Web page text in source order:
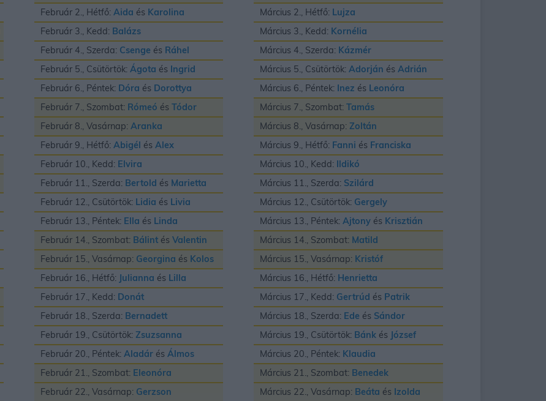
Február 2., Hétfő: Aida és Karolina
Február 3., Kedd: Balázs
Február 4., Szerda: Csenge és Ráhel
Február 5., Csütörtök: Ágota és Ingrid
Február 6., Péntek: Dóra és Dorottya
Február 7., Szombat: Rómeó és Tódor
Február 8., Vasárnap: Aranka
Február 9., Hétfő: Abigél és Alex
Február 10., Kedd: Elvira
Február 11., Szerda: Bertold és Marietta
Február 12., Csütörtök: Lidia és Livia
Február 13., Péntek: Ella és Linda
Február 14., Szombat: Bálintés Valentin
Február 15., Vasárnap: Georgina és Kolos
Február 16., Hétfő: Julianna és Lilla
Február 17., Kedd: Donát
Február 18., Szerda: Bernadett
Február 19., Csütörtök: Zsuzsanna
Február 20., Péntek: Aladárés Álmos
Február 21., Szombat: Eleonóra
Február 22., Vasárnap: Gerzson
Március 2., Hétfő: Lujza
Március 3., Kedd: Kornélia
Március 4., Szerda: Kázmér
Március 5., Csütörtök:Adorján ésAdrián
Március 6., Péntek: Inez és Leonóra
Március 7., Szombat:Tamás
Március 8., Vasárnap: Zoltán
Március 9., Hétfő: Fanni és Franciska
Március 10., Kedd: Ildikó
Március 11., Szerda: Szilárd
Március 12., Csütörtök: Gergely
Március 13., Péntek:Ajtony és Krisztián
Március 14., Szombat: Matild
Március 15., Vasárnap: Kristóf
Március 16., Hétfő: Henrietta
Március 17., Kedd: Gertrúd és Patrik
Március 18., Szerda: Ede és Sándor
Március 19., Csütörtök: Bánk és József
Március 20., Péntek: Klaudia
Március 21., Szombat: Benedek
Március 22., Vasárnap: Beáta és Izolda